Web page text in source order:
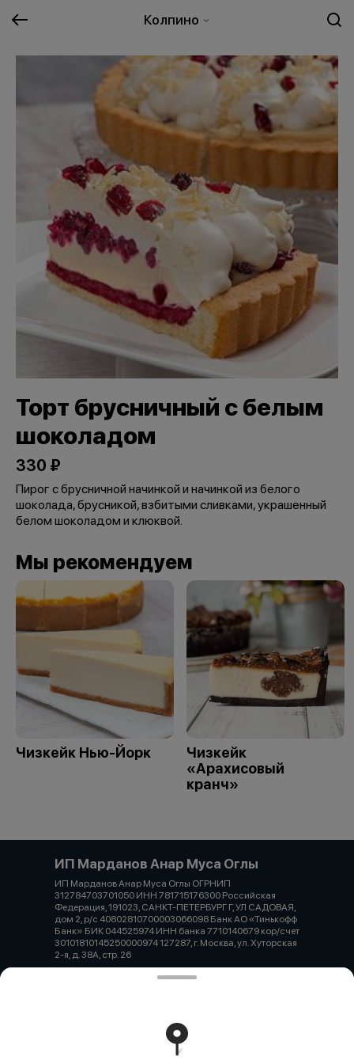
Колпино
Торт брусничный с белым
шоколадом
330 ₽
Пирог с брусничной начинкой и начинкой из белого
шоколада, брусникой, взбитыми сливками, украшенный
белом шоколадом и клюквой.
Мы рекомендуем
Чизкейк Нью-Йорк
Чизкейк
«Арахисовый
кранч»
ИП Марданов Анар Муса Оглы
ИП Марданов Анар Муса Оглы ОГРНИП
312784703701050 ИНН 781715176300 Российская
Федерация, 191023, САНКТ-ПЕТЕРБУРГ Г, УЛ САДОВАЯ,
дом 2, р/с 40802810700003066098 Банк АО «Тинькофф
Банк» БИК 044525974 ИНН банка 7710140679 кор/счет
30101810145250000974 127287, г. Москва, ул. Хуторская
2-я, д. 38А, стр. 26
Работает на эффективном ядреFoodpicásso
Политика конфиденциальности